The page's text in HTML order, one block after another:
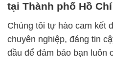
tại Thành phố Hồ
Chúng tôi tự hào cam kết
chuyên nghiệp, đáng tin
đầu để đảm bảo bạn luôn